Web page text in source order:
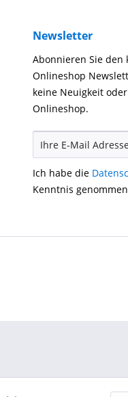
Newsletter
Abonnieren Sie den
Onlineshop
keine Neuigkeit
Onlineshop.
Ich habe die
Kenntnis